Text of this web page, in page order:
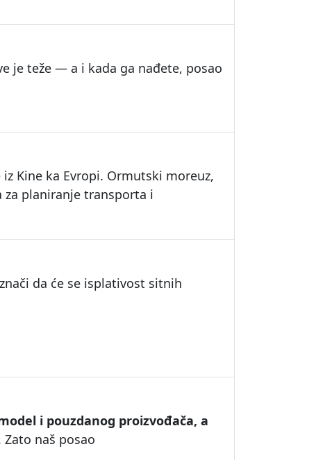
je teže — a i kada ga nađete, posao
Kine ka Evropi. Ormutski moreuz,
za planiranje transporta i
da će se isplativost sitnih
i pouzdanog proizvođača, a
Zato naš posao